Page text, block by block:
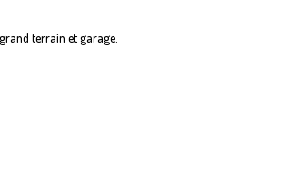
terrain et garage.